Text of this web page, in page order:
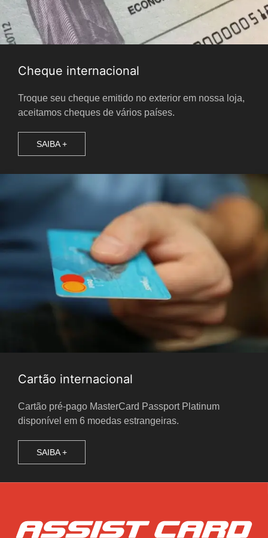
Cheque internacional
Troque seu cheque emitido no exterior em nossa loja,
aceitamos cheques de vários países.
SAIBA +
Cartão internacional
Cartão pré-pago MasterCard Passport Platinum
disponível em 6 moedas estrangeiras.
SAIBA +